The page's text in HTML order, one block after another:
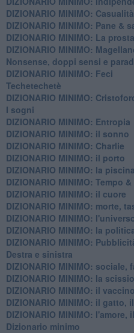
DIZIONARIO MINIMO:
​DIZIONARIO MINIMO: Pane &
DIZIONARIO MINIMO: La
​DIZIONARIO MINIMO:
Nonsense, doppi sensi e
DIZIONARIO MINIMO: Feci
Techetechetè
DIZIONARIO MINIMO:
I sogni
DIZIONARIO MINIMO: Entropia
DIZIONARIO MINIMO: il sonno
DIZIONARIO MINIMO: Charlie
DIZIONARIO MINIMO: il porto
DIZIONARIO MINIMO: la piscina
DIZIONARIO MINIMO: Tempo
DIZIONARIO MINIMO: il cuore
DIZIONARIO MINIMO: morte,
DIZIONARIO MINIMO:
DIZIONARIO MINIMO: la
DIZIONARIO MINIMO:
Destra e sinistra
DIZIONARIO MINIMO: sociale,
DIZIONARIO MINIMO: la
DIZIONARIO MINIMO: il vaccino
DIZIONARIO MINIMO: il gatto,
DIZIONARIO MINIMO: l'amore,
Dizionario minimo